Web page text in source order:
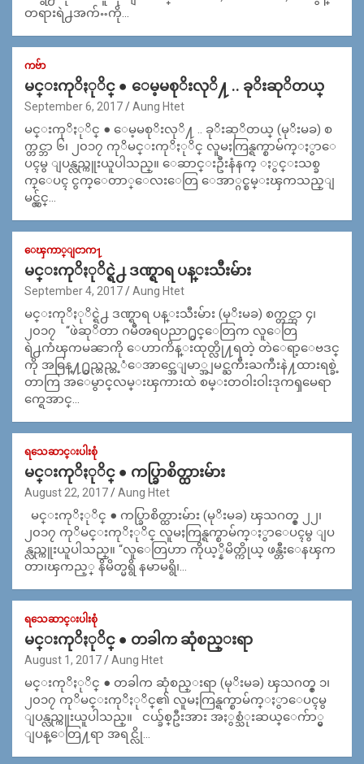
တရားရဲ႕အက်ႌကို…
ကဗ်ာ
မင္းကုိႏုိင္ ● ေမ့မစုိးလုိ႔ .. ခုိးဆုိတယ္
September 6, 2017 Aung Htet
မင္းကုိႏုိင္ ● ေမ့မစုိးလုိ႔ .. ခုိးဆုိတယ္ (မုိးမခ) စ
က္တင္ဘာ ၆၊ ၂၀၁၇ ကုိမင္းကုိႏုိင္ လူမႈကြန္ရက္စာမ်က္ႏွာေ
ပၚမွ ျပန္လည္ကူးယူပါသည္။ ေဆာင္းဦးနံနက္ ႏွင္းသစ္ခ
က္ေပၚ ငွက္ေတာ္ေလးေတြ ေအာ္ဂင္စမ္းၾကသည္ျ
မင္လွ်င္…
ေၾကာ္ျငာက႑
မင္းကုိႏုိင္ရဲ႕ ဒဏ္ရာရ ပန္းသီးမ်ား
September 4, 2017 Aung Htet
မင္းကုိႏုိင္ရဲ႕ ဒဏ္ရာရ ပန္းသီးမ်ား (မုိးမခ) စက္တင္ဘာ ၄၊
၂၀၁၇ “ဖဲဆုိတာ ဂမီၻရပညာ႐ွင္ေတြက လူေတြ
ရဲ႕ကံၾကမၼာကို ေဟာကိန္းထုတ္လို႔ရတဲ့ တဲေရာ့ေဗဒင္
ကို အဓြန္႔႐ွည္တည္တ့ံေအာင္အေျမာ္အျမင္ႀကီးႀကီးနဲ႔ထားရစ္ခဲ့
တာကြ အ​ေမွာင္​လမ္းၾကားထဲ စမ္းတဝါးဝါးဒုကၡမေရာ
က္ရေအာင္…
ရသေဆာင္းပါးစုံ
မင္းကုိႏုိင္ ● ကပ္ခြာစိတ္ထားမ်ား
August 22, 2017 Aung Htet
မင္းကုိႏုိင္ ● ကပ္ခြာစိတ္ထားမ်ား (မုိးမခ) ၾသဂတ္စ္ ၂၂၊
၂၀၁၇ ကုိမင္းကုိႏုိင္ လူမႈကြန္ရက္စာမ်က္ႏွာေပၚမွ ျပ
န္လည္ကူးယူပါသည္။ “လူေတြဟာ ကိုယ့္နိမိတ္ကိုယ္ ဖန္တီးေနၾက
တာ၊ၾကည့္ နိမိတ္မရွိ နမာမရွိ၊…
ရသေဆာင္းပါးစုံ
မင္းကုိႏုိင္ ● တခါက ဆုံစည္းရာ
August 1, 2017 Aung Htet
မင္းကုိႏုိင္ ● တခါက ဆုံစည္းရာ (မုိးမခ) ၾသဂတ္စ္ ၁၊
၂၀၁၇ ကုိမင္းကုိႏုိင္၏ လူမႈကြန္ရက္စာမ်က္ႏွာေပၚမွ
ျပန္လည္ကူးယူပါသည္။ ငယ္ခ်စ္ဦးအား အႏွစ္သံုးဆယ္ေက်ာ္မွ
ျပန္ေတြ႔ရာ အရင္လို…